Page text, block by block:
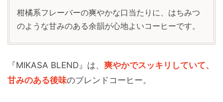
柑橘系フレーバーの爽やかな口当たりに、はちみつ
のような甘みのある余韻が心地よいコーヒーです。
『MIKASA BLEND』は、 爽やかでスッキリしていて、
甘みのある後味のブレンドコーヒー。